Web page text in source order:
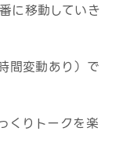
に移動していき
間変動あり）で
くりトークを楽